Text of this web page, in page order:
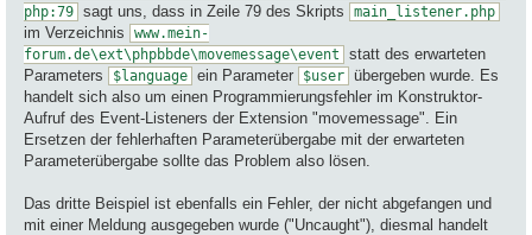
php:79 sagt uns, dass in Zeile 79 des Skripts main_listener.php
im Verzeichnis
www.mein-
forum.de\ext\phpbbde\movemessage\event
statt des erwarteten
Parameters
$language ein Parameter $user
übergeben wurde. Es
handelt sich also um einen Programmierungsfehler im Konstruktor-
Aufruf des Event-Listeners der Extension "movemessage". Ein
Ersetzen der fehlerhaften Parameterübergabe mit der erwarteten
Parameterübergabe sollte das Problem also lösen.
Das dritte Beispiel ist ebenfalls ein Fehler, der nicht abgefangen und
mit einer Meldung ausgegeben wurde ("Uncaught"), diesmal handelt